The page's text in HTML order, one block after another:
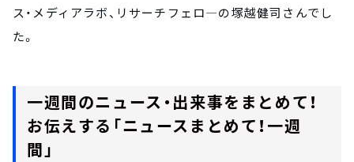
ス・メディアラボ、リサーチフェロ―の塚越健司さんでし
た。
一週間のニュース・出来事をまとめて！
お伝えする「ニュースまとめて！一週
間」